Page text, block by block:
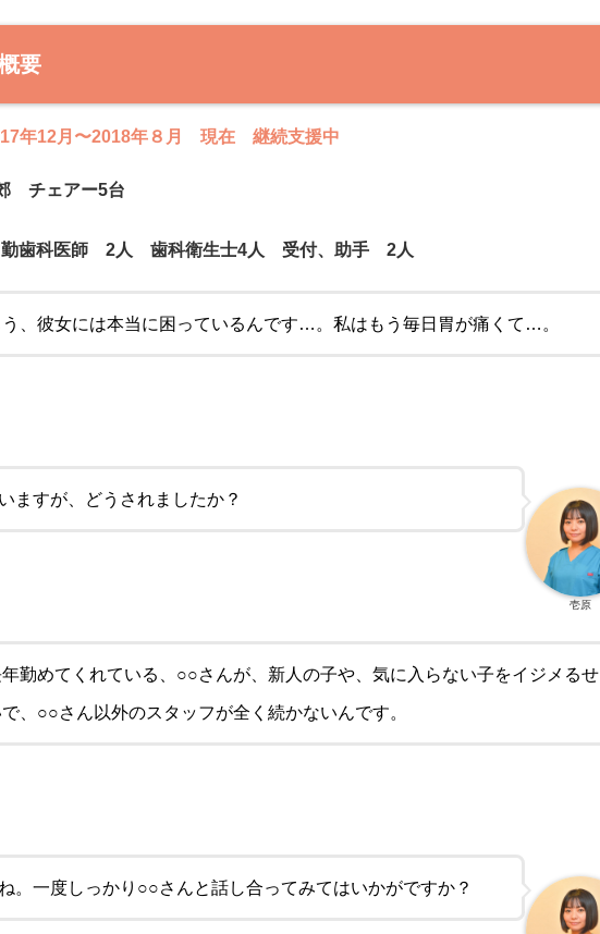
要
年12月〜2018年８月 現在 継続支援中
チェアー5台
歯科医師 2人 歯科衛生士4人 受付、助手 2人
う、彼女には本当に困っているんです…。私はもう毎日胃が痛くて…。
ますが、どうされましたか？
壱原
勤めてくれている、○○さんが、新人の子や、気に入らない子をイジメるせ
、○○さん以外のスタッフが全く続かないんです。
。一度しっかり○○さんと話し合ってみてはいかがですか？